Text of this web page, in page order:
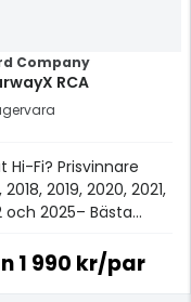
Company
RCA
Hi-Fi? Prisvinnare
2018, 2019, 2020, 2021,
och 2025– Bästa
1 990 kr/par